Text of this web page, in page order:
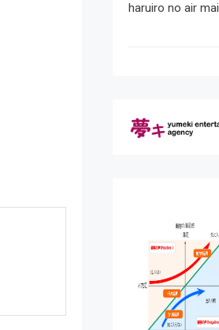
haruiro no air mail